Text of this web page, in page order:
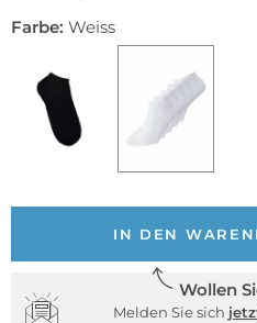
Farbe: Weiss
IN DEN
Wollen
Melden Sie sich